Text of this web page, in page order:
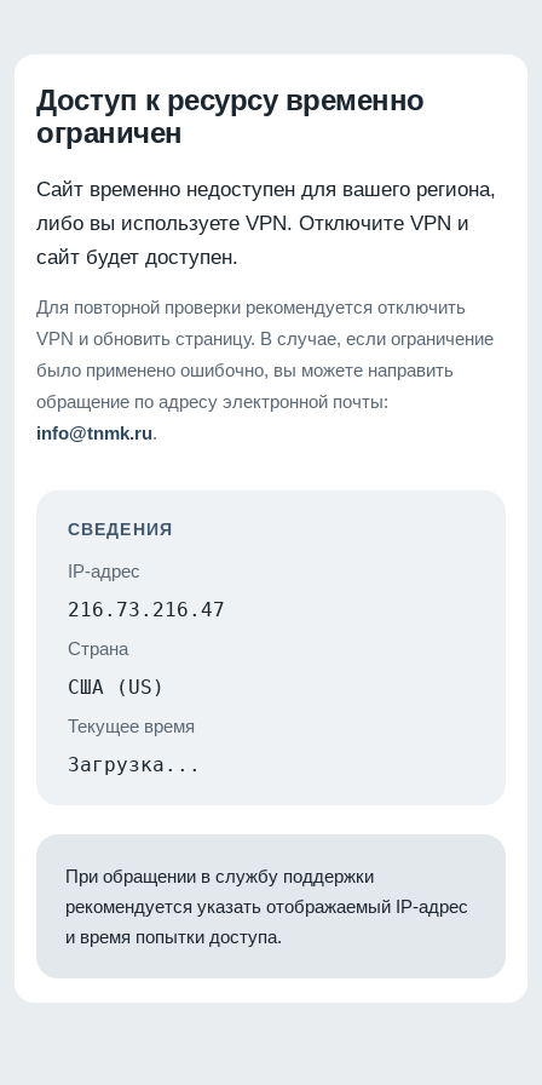
Доступ к ресурсу временно
ограничен
Сайт временно недоступен для вашего региона,
либо вы используете VPN. Отключите VPN и
сайт будет доступен.
Для повторной проверки рекомендуется отключить
VPN и обновить страницу. В случае, если ограничение
было применено ошибочно, вы можете направить
обращение по адресу электронной почты:
info@tnmk.ru.
СВЕДЕНИЯ
IP-адрес
216.73.216.47
Страна
США (US)
Текущее время
Загрузка...
При обращении в службу поддержки
рекомендуется указать отображаемый IP-адрес
и время попытки доступа.